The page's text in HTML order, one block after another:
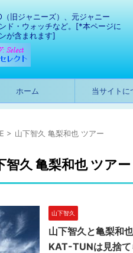
（旧ジャニーズ）、元ジャニー
ド・ウォッチなど。[*本ページに
が含まれます]
ホーム 当サイトに
> 山下智久 亀梨和也 ツアー
智久 亀梨和也 ツアー
山下智久
山下智久と亀梨和
KAT-TUNは見捨て